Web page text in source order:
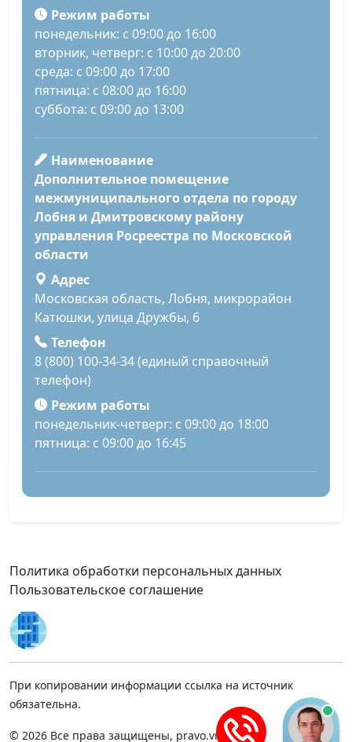
Режим работы
понедельник: с 09:00 до 16:00
вторник, четверг: с 10:00 до 20:00
среда: с 09:00 до 17:00
пятница: с 08:00 до 16:00
суббота: с 09:00 до 13:00
Наименование
Дополнительное помещение
межмуниципального отдела по городу
Лобня и Дмитровскому району
управления Росреестра по Московской
области
Адрес
Московская область, Лобня, микрорайон
Катюшки, улица Дружбы, 6
Телефон
8 (800) 100-34-34 (единый справочный
телефон)
Режим работы
понедельник-четверг: с 09:00 до 18:00
пятница: с 09:00 до 16:45
Политика обработки персональных данных
Пользовательское соглашение
При копировании информации ссылка на источник
обязательна.
© 2026 Все права защищены, pravo.vnmsk.ru.